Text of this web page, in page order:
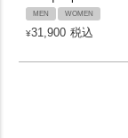
MEN WOMEN
¥31,900 税込